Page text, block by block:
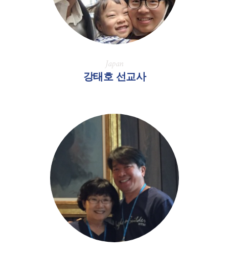
Japan
강태호 선교사